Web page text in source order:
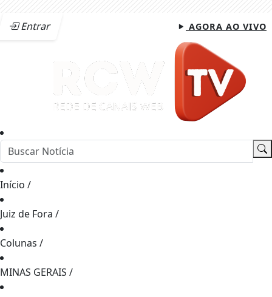
Entrar AGORA AO VIVO
Início /
Juiz de Fora /
Colunas /
MINAS GERAIS /